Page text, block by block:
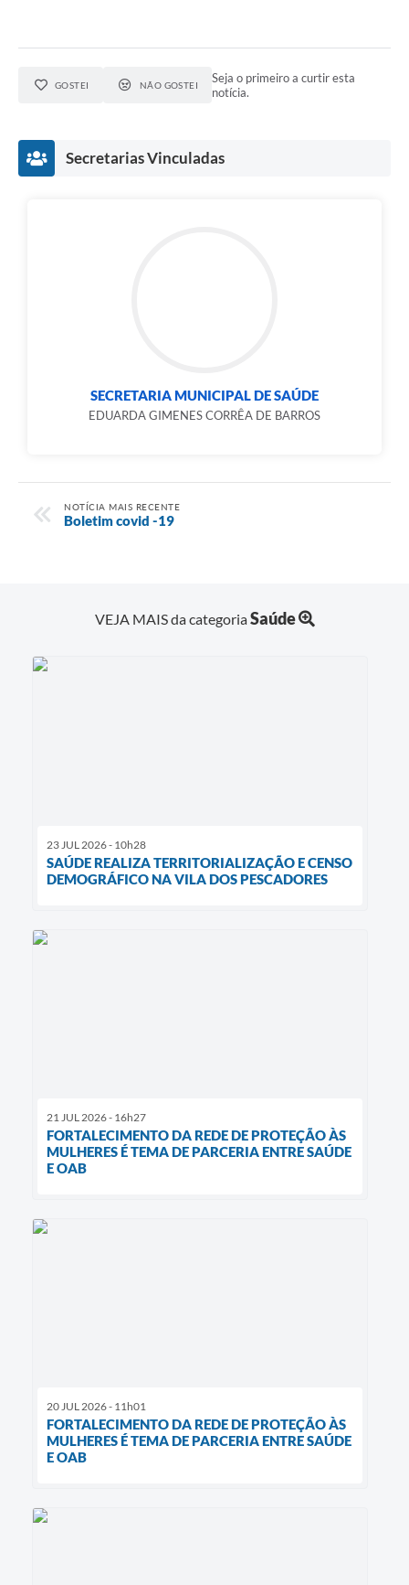
GOSTEI NÃO GOSTEI
Seja o primeiro a curtir esta
notícia.
Secretarias Vinculadas
SECRETARIA MUNICIPAL DE SAÚDE
EDUARDA GIMENES CORRÊA DE BARROS
NOTÍCIA MAIS RECENTE
Boletim covid -19
VEJA MAIS da categoriaSaúde
23 JUL 2026 - 10h28
SAÚDE REALIZA TERRITORIALIZAÇÃO E CENSO
DEMOGRÁFICO NA VILA DOS PESCADORES
21 JUL 2026 - 16h27
FORTALECIMENTO DA REDE DE PROTEÇÃO ÀS
MULHERES É TEMA DE PARCERIA ENTRE SAÚDE
E OAB
20 JUL 2026 - 11h01
FORTALECIMENTO DA REDE DE PROTEÇÃO ÀS
MULHERES É TEMA DE PARCERIA ENTRE SAÚDE
E OAB